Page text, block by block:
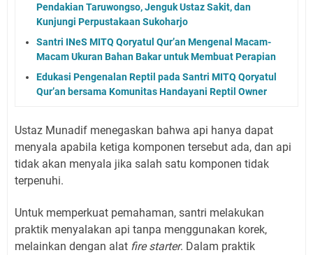
Pendakian Taruwongso, Jenguk Ustaz Sakit, dan
Kunjungi Perpustakaan Sukoharjo
Santri INeS MITQ Qoryatul Qur’an Mengenal Macam-
Macam Ukuran Bahan Bakar untuk Membuat Perapian
Edukasi Pengenalan Reptil pada Santri MITQ Qoryatul
Qur’an bersama Komunitas Handayani Reptil Owner
Ustaz Munadif menegaskan bahwa api hanya dapat
menyala apabila ketiga komponen tersebut ada, dan api
tidak akan menyala jika salah satu komponen tidak
terpenuhi.
Untuk memperkuat pemahaman, santri melakukan
praktik menyalakan api tanpa menggunakan korek,
melainkan dengan alat fire starter. Dalam praktik